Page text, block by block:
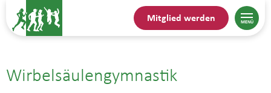
Mitglied werden
Wirbelsäulengymnastik